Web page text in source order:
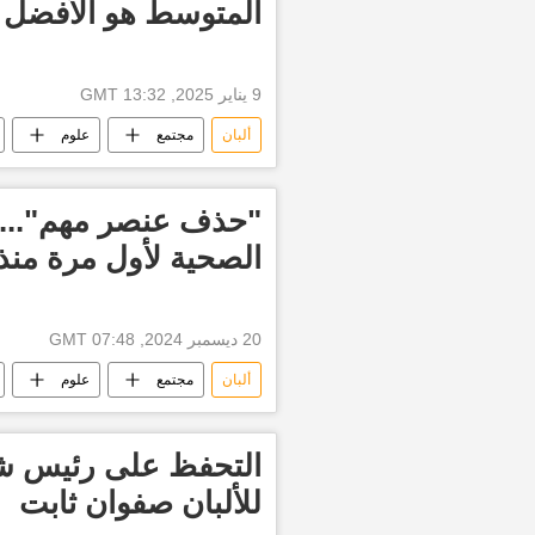
المتوسط هو
9 يناير 2025, 13:32 GMT
ألبان مجتمع علوم
الأطعمة خضراوات
لحوم نباتية
البروتين نقص البروتين
"حذف عنصر مهم"...
الصحية لأول مرة منذ 30
20 ديسمبر 2024, 07:48 GMT
ألبان مجتمع علوم
الأطعمة بروتين
نقص البروتين
حبوب السكر
التحفظ على رئيس
للألبان صفوان ثابت